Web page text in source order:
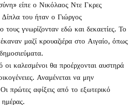
είπε ο Νικόλαος Ντε Γκρες
Δίπλα του ήταν ο Γιώργος
τους γνωρίζονταν εδώ και δεκαετίες. Το
μαζί κρουαζιέρα στο Αιγαίο, όπως
οι καλεσμένοι θα προέρχονται αυστηρά
Αναμένεται να μην
πρώτες αφίξεις από το εξωτερικό
ημέρας.